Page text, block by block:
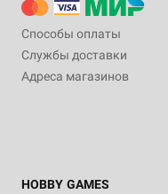
Способы оплаты
Службы доставки
Адреса магазинов
HOBBY GAMES